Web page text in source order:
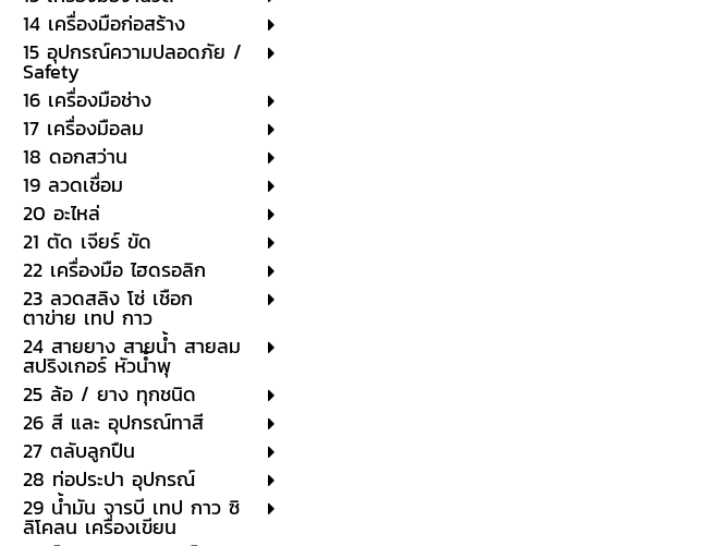
14 เครื่องมือก่อสร้าง
15 อุปกรณ์ความปลอดภัย /
Safety
16 เครื่องมือช่าง
17 เครื่องมือลม
18 ดอกสว่าน
19 ลวดเชื่อม
20 อะไหล่
21 ตัด เจียร์ ขัด
22 เครื่องมือ ไฮดรอลิก
23 ลวดสลิง โซ่ เชือก
ตาข่าย เทป กาว
24 สายยาง สายน้ำ สายลม
สปริงเกอร์ หัวน้ำพุ
25 ล้อ / ยาง ทุกชนิด
26 สี และ อุปกรณ์ทาสี
27 ตลับลูกปืน
28 ท่อประปา อุปกรณ์
29 น้ำมัน จารบี เทป กาว ซิ
ลิโคลน เครื่องเขียน